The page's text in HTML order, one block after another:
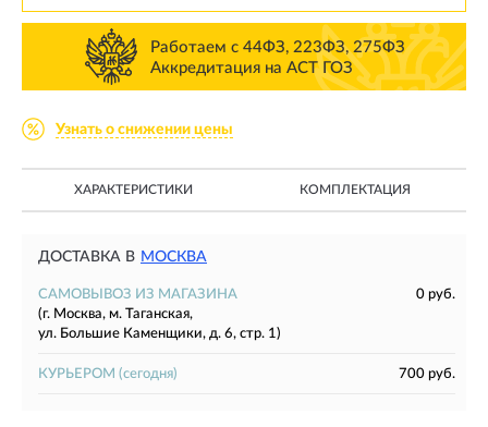
Работаем с 44ФЗ, 223ФЗ, 275ФЗ
Аккредитация на АСТ ГОЗ
Узнать о снижении цены
ХАРАКТЕРИСТИКИ КОМПЛЕКТАЦИЯ
ДОСТАВКА В МОСКВА
САМОВЫВОЗ ИЗ МАГАЗИНА
0 руб.
(г. Москва, м. Таганская,
ул. Большие Каменщики, д. 6, стр. 1)
КУРЬЕРОМ (сегодня) 700 руб.